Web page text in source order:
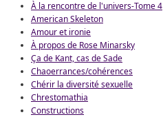
À la rencontre de l'univers-Tome 4
American Skeleton
Amour et ironie
À propos de Rose Minarsky
Ça de Kant, cas de Sade
Chaoerrances/cohérences
Chérir la diversité sexuelle
Chrestomathia
Constructions